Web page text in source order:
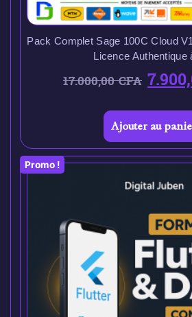
Pack Complet Sage 100C Cloud
Licence Authentique
17.000,00CFA
Ajouter au
Promo !